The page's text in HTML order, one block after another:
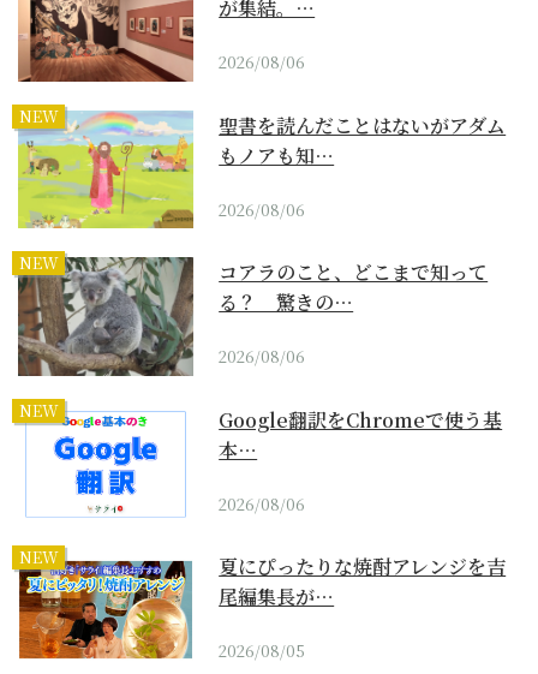
が集結。…
2026/08/06
NEW
聖書を読んだことはないがアダム
もノアも知…
2026/08/06
NEW
コアラのこと、どこまで知って
る？ 驚きの…
2026/08/06
NEW
Google翻訳をChromeで使う基
本…
2026/08/06
NEW
夏にぴったりな焼酎アレンジを吉
尾編集長が…
2026/08/05